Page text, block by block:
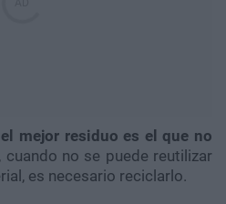
el mejor residuo es el que no
cuando no se puede reutilizar
es necesario reciclarlo.